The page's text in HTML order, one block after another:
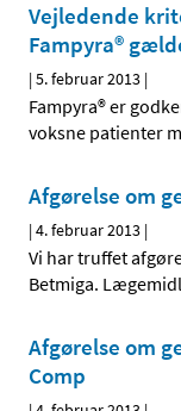
Vejledende
Fampyra®
|5. februar 2013 |
Fampyra® er
voksne patienter
Afgørelse om
|4. februar 2013 |
Vi har truffet
Betmiga.
Afgørelse om
Comp